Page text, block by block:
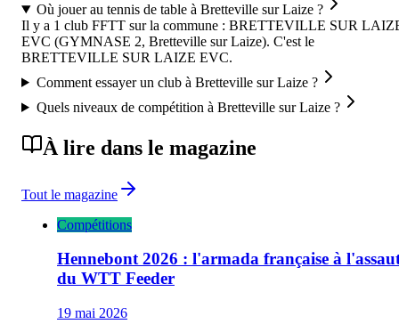
Où jouer au tennis de table à Bretteville sur Laize ?
Il y a 1 club FFTT sur la commune : BRETTEVILLE SUR
EVC (GYMNASE 2, Bretteville sur Laize). C'est le
BRETTEVILLE SUR LAIZE EVC.
Comment essayer un club à Bretteville sur Laize ?
Quels niveaux de compétition à Bretteville sur Laize ?
À lire dans le magazine
Tout le magazine
Compétitions
Hennebont 2026 : l'armada française à
du WTT Feeder
19 mai 2026